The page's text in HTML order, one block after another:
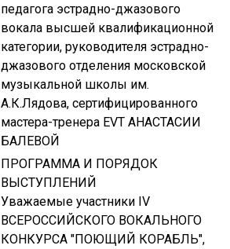
педагога эстрадно-джазового
вокала высшей квалификационной
категории, руководителя эстрадно-
джазового отделения московской
музыкальной школы им.
А.К.Лядова, сертифицированного
мастера-тренера EVT АНАСТАСИИ
БАЛЕВОЙ
ПРОГРАММА И ПОРЯДОК
ВЫСТУПЛЕНИЙ
Уважаемые участники IV
ВСЕРОССИЙСКОГО ВОКАЛЬНОГО
КОНКУРСА "ПОЮЩИЙ КОРАБЛЬ",